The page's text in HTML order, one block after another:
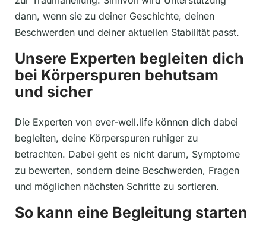
dann, wenn sie zu deiner Geschichte, deinen
Beschwerden und deiner aktuellen Stabilität passt.
Unsere Experten begleiten dich
bei Körperspuren behutsam
und sicher
Die Experten von ever-well.life können dich dabei
begleiten, deine Körperspuren ruhiger zu
betrachten. Dabei geht es nicht darum, Symptome
zu bewerten, sondern deine Beschwerden, Fragen
und möglichen nächsten Schritte zu sortieren.
So kann eine Begleitung starten